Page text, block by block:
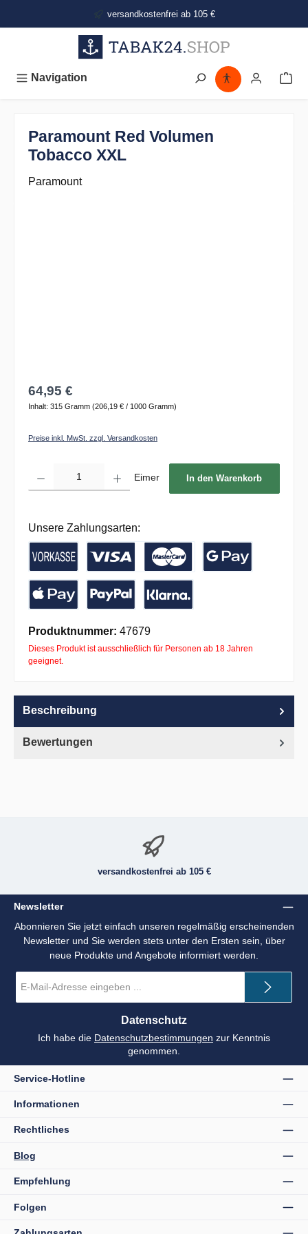
versandkostenfrei ab 105 €
Navigation
Paramount Red Volumen
Tobacco XXL
Paramount
64,95 €
Inhalt: 315 Gramm (206,19 € / 1000 Gramm)
Preise inkl. MwSt. zzgl. Versandkosten
Eimer In den Warenkorb
Unsere Zahlungsarten:
Vorkasse / Banküberweisung
Kreditkarte
Produktnummer: 47679
Dieses Produkt ist ausschließlich für Personen ab 18 Jahren
geeignet.
Beschreibung
Bewertungen
versandkostenfrei ab 105 €
Newsletter
Abonnieren Sie jetzt einfach unseren regelmäßig erscheinenden
Newsletter und Sie werden stets unter den Ersten sein, über
neue Produkte und Angebote informiert werden.
Mail-
*
Datenschutz
Ich habe die Datenschutzbestimmungen zur Kenntnis
genommen.
Service-Hotline
Informationen
Rechtliches
Blog
Empfehlung
Folgen